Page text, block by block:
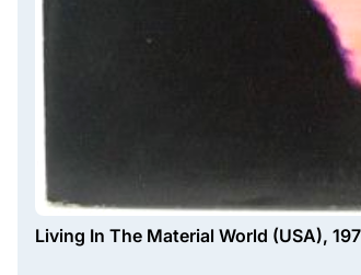
Living In The Material World (USA),